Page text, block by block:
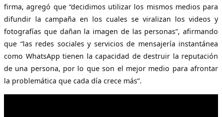
firma, agregó que “decidimos utilizar los mismos medios para
difundir la campaña en los cuales se viralizan los videos y
fotografías que dañan la imagen de las personas”, afirmando
que “las redes sociales y servicios de mensajería instantánea
como WhatsApp tienen la capacidad de destruir la reputación
de una persona, por lo que son el mejor medio para afrontar
la problemática que cada día crece más”.